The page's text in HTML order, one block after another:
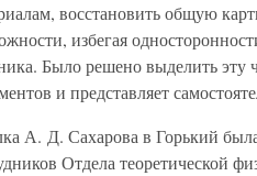
восстановить общую
избегая
Было решено выделить эту
и представляет
А. Д. Сахарова в Горький
Отдела теоретической